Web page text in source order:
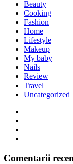
Beauty
Cooking
Fashion
Home
Lifestyle
Makeup
My baby
Nails
Review
Travel
Uncategorized
Comentarii